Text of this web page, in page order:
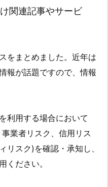
関連記事やサービ
をまとめました。近年は
報が話題ですので、情報
利用する場合において
業者リスク、信用リス
リスク)を確認・承知し、
ください。